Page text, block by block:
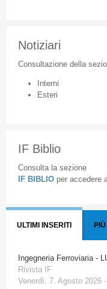
Notiziari
Consultazione della
Interni
Esteri
IF Biblio
Consulta la sezione
IF BIBLIO per accedere
ULTIMI INSERITI
Ingegneria Ferroviaria -
Rivista IF
Venerdì, 7. Agosto 2026